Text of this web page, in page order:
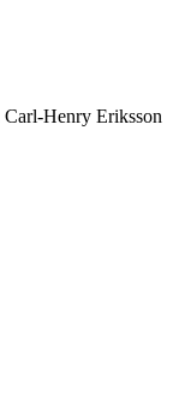
Henry Eriksson